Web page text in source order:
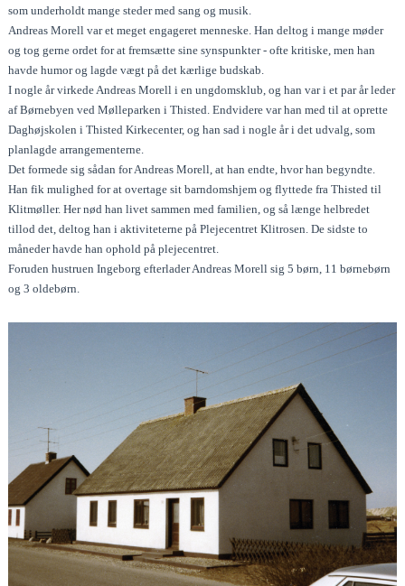
som underholdt mange steder med sang og musik.
Andreas Morell var et meget engageret menneske. Han deltog i mange møder
og tog gerne ordet for at fremsætte sine synspunkter - ofte kritiske, men han
havde humor og lagde vægt på det kærlige budskab.
I nogle år virkede Andreas Morell i en ungdomsklub, og han var i et par år leder
af Børnebyen ved Mølleparken i Thisted. Endvidere var han med til at oprette
Daghøjskolen i Thisted Kirkecenter, og han sad i nogle år i det udvalg, som
planlagde arrangementerne.
Det formede sig sådan for Andreas Morell, at han endte, hvor han begyndte.
Han fik mulighed for at overtage sit barndomshjem og flyttede fra Thisted til
Klitmøller. Her nød han livet sammen med familien, og så længe helbredet
tillod det, deltog han i aktiviteterne på Plejecentret Klitrosen. De sidste to
måneder havde han ophold på plejecentret.
Foruden hustruen Ingeborg efterlader Andreas Morell sig 5 børn, 11 børnebørn
og 3 oldebørn.